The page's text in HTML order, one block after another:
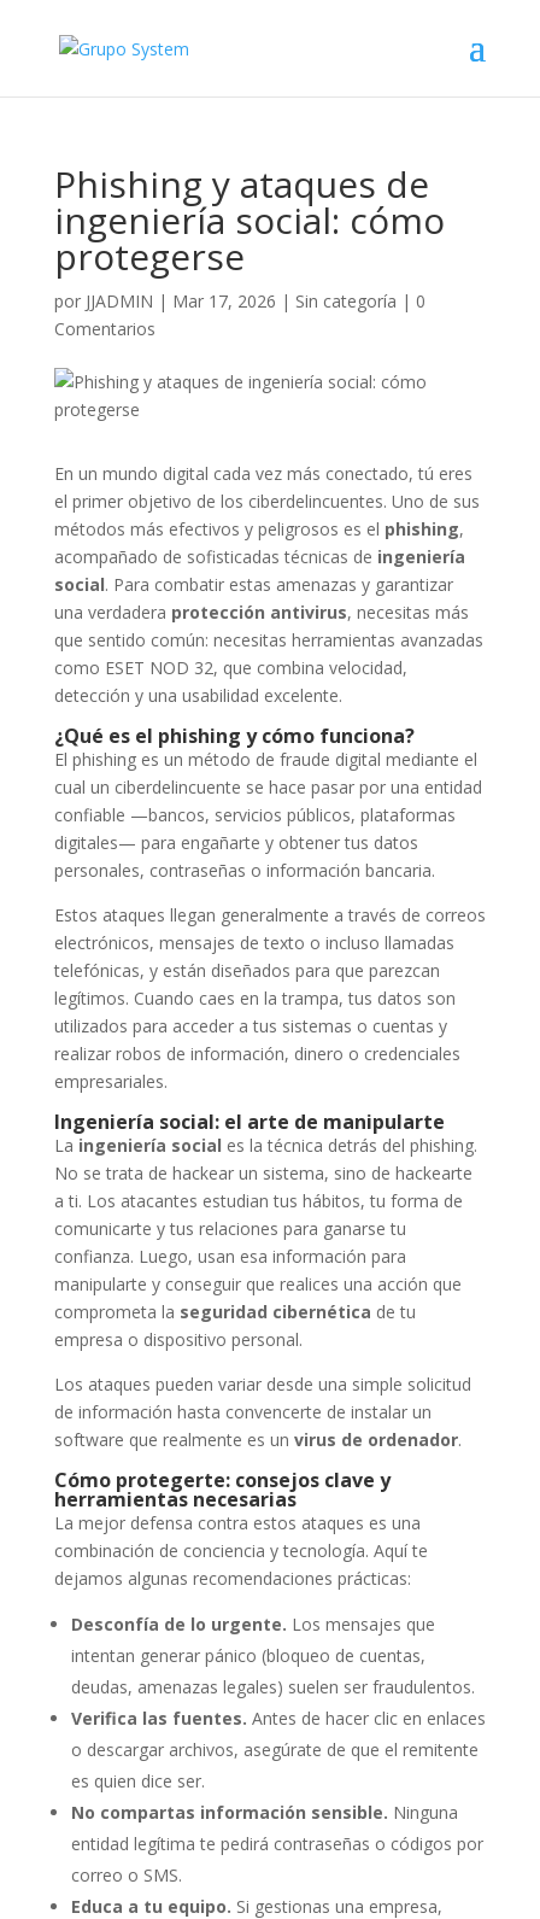
Phishing y ataques de
ingeniería social: cómo
protegerse
por JJADMIN | Mar 17, 2026 | Sin categoría | 0
Comentarios
En un mundo digital cada vez más conectado, tú eres
el primer objetivo de los ciberdelincuentes. Uno de sus
métodos más efectivos y peligrosos es el phishing,
acompañado de sofisticadas técnicas de ingeniería
social. Para combatir estas amenazas y garantizar
una verdadera protección antivirus, necesitas más
que sentido común: necesitas herramientas avanzadas
como ESET NOD 32, que combina velocidad,
detección y una usabilidad excelente.
¿Qué es el phishing y cómo funciona?
El phishing es un método de fraude digital mediante el
cual un ciberdelincuente se hace pasar por una entidad
confiable —bancos, servicios públicos, plataformas
digitales— para engañarte y obtener tus datos
personales, contraseñas o información bancaria.
Estos ataques llegan generalmente a través de correos
electrónicos, mensajes de texto o incluso llamadas
telefónicas, y están diseñados para que parezcan
legítimos. Cuando caes en la trampa, tus datos son
utilizados para acceder a tus sistemas o cuentas y
realizar robos de información, dinero o credenciales
empresariales.
Ingeniería social: el arte de manipularte
La ingeniería social es la técnica detrás del phishing.
No se trata de hackear un sistema, sino de hackearte
a ti. Los atacantes estudian tus hábitos, tu forma de
comunicarte y tus relaciones para ganarse tu
confianza. Luego, usan esa información para
manipularte y conseguir que realices una acción que
comprometa la seguridad cibernética de tu
empresa o dispositivo personal.
Los ataques pueden variar desde una simple solicitud
de información hasta convencerte de instalar un
software que realmente es un virus de ordenador.
Cómo protegerte: consejos clave y
herramientas necesarias
La mejor defensa contra estos ataques es una
combinación de conciencia y tecnología. Aquí te
dejamos algunas recomendaciones prácticas:
Desconfía de lo urgente. Los mensajes que
intentan generar pánico (bloqueo de cuentas,
deudas, amenazas legales) suelen ser fraudulentos.
Verifica las fuentes. Antes de hacer clic en enlaces
o descargar archivos, asegúrate de que el remitente
es quien dice ser.
No compartas información sensible. Ninguna
entidad legítima te pedirá contraseñas o códigos por
correo o SMS.
Educa a tu equipo. Si gestionas una empresa,